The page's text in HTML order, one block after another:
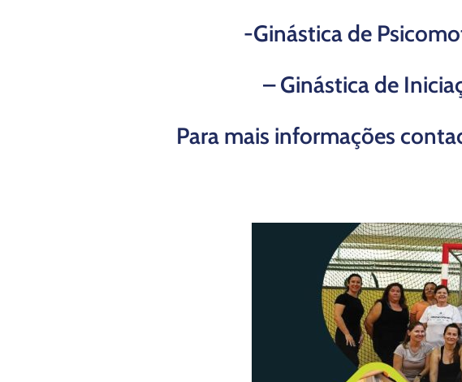
-Ginástica de
– Ginástica de
Para mais informações